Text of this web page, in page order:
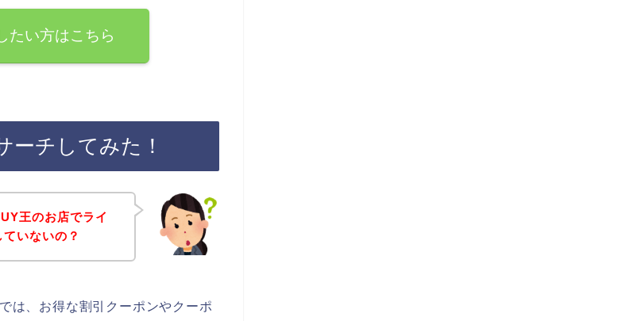
たい方はこちら
ーチしてみた！
王のお店でライ
いないの？
は、お得な割引クーポンやクーポ